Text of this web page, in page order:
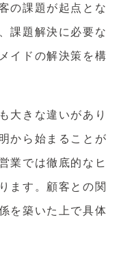
の課題が起点とな
課題解決に必要な
イドの解決策を構
大きな違いがあり
から始まることが
業では徹底的なヒ
ます。顧客との関
を築いた上で具体